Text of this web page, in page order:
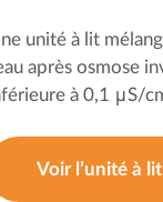
unité à lit
après osmose
à 0,1 μS/
Voir l’unité à